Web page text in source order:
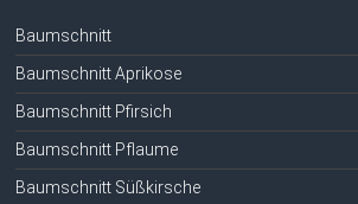
Baumschnitt
Baumschnitt Aprikose
Baumschnitt Pfirsich
Baumschnitt Pflaume
Baumschnitt Süßkirsche